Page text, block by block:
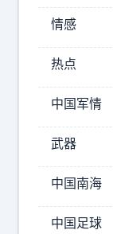
，
市
上
的
流
通
率
候
，
我
发
现
了
一
件
事
：
学
情感
热点
中国军情
武器
中国南海
中国足球